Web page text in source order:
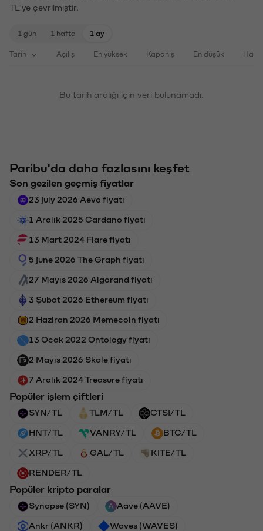
TL'ye çevrilmiştir.
1 gün 1 hafta 1 ay
Tarih Açılış En yüksek Kapanış En düşük
Bu tarih aralığı için veri bulunamadı.
Paribu'da daha fazlasını keşfet
Son gezilen geçmiş fiyatlar
23 july 2026 Aevo fiyatı
1 Aralık 2025 Cardano fiyatı
13 Mart 2024 Flare fiyatı
5 june 2026 The Graph fiyatı
27 Mayıs 2026 Algorand fiyatı
3 Şubat 2026 Ethereum fiyatı
2 Haziran 2026 Memecoin fiyatı
13 Ocak 2022 Ontology fiyatı
2 Mayıs 2026 Skale fiyatı
7 Aralık 2024 Treasure fiyatı
Popüler işlem çiftleri
SYN/TL TLM/TL CTSI/TL
HNT/TL VANRY/TL BTC/TL
XRP/TL GAL/TL KITE/TL
RENDER/TL
Popüler kripto paralar
Synapse (SYN) Aave (AAVE)
Ankr (ANKR) Waves (WAVES)